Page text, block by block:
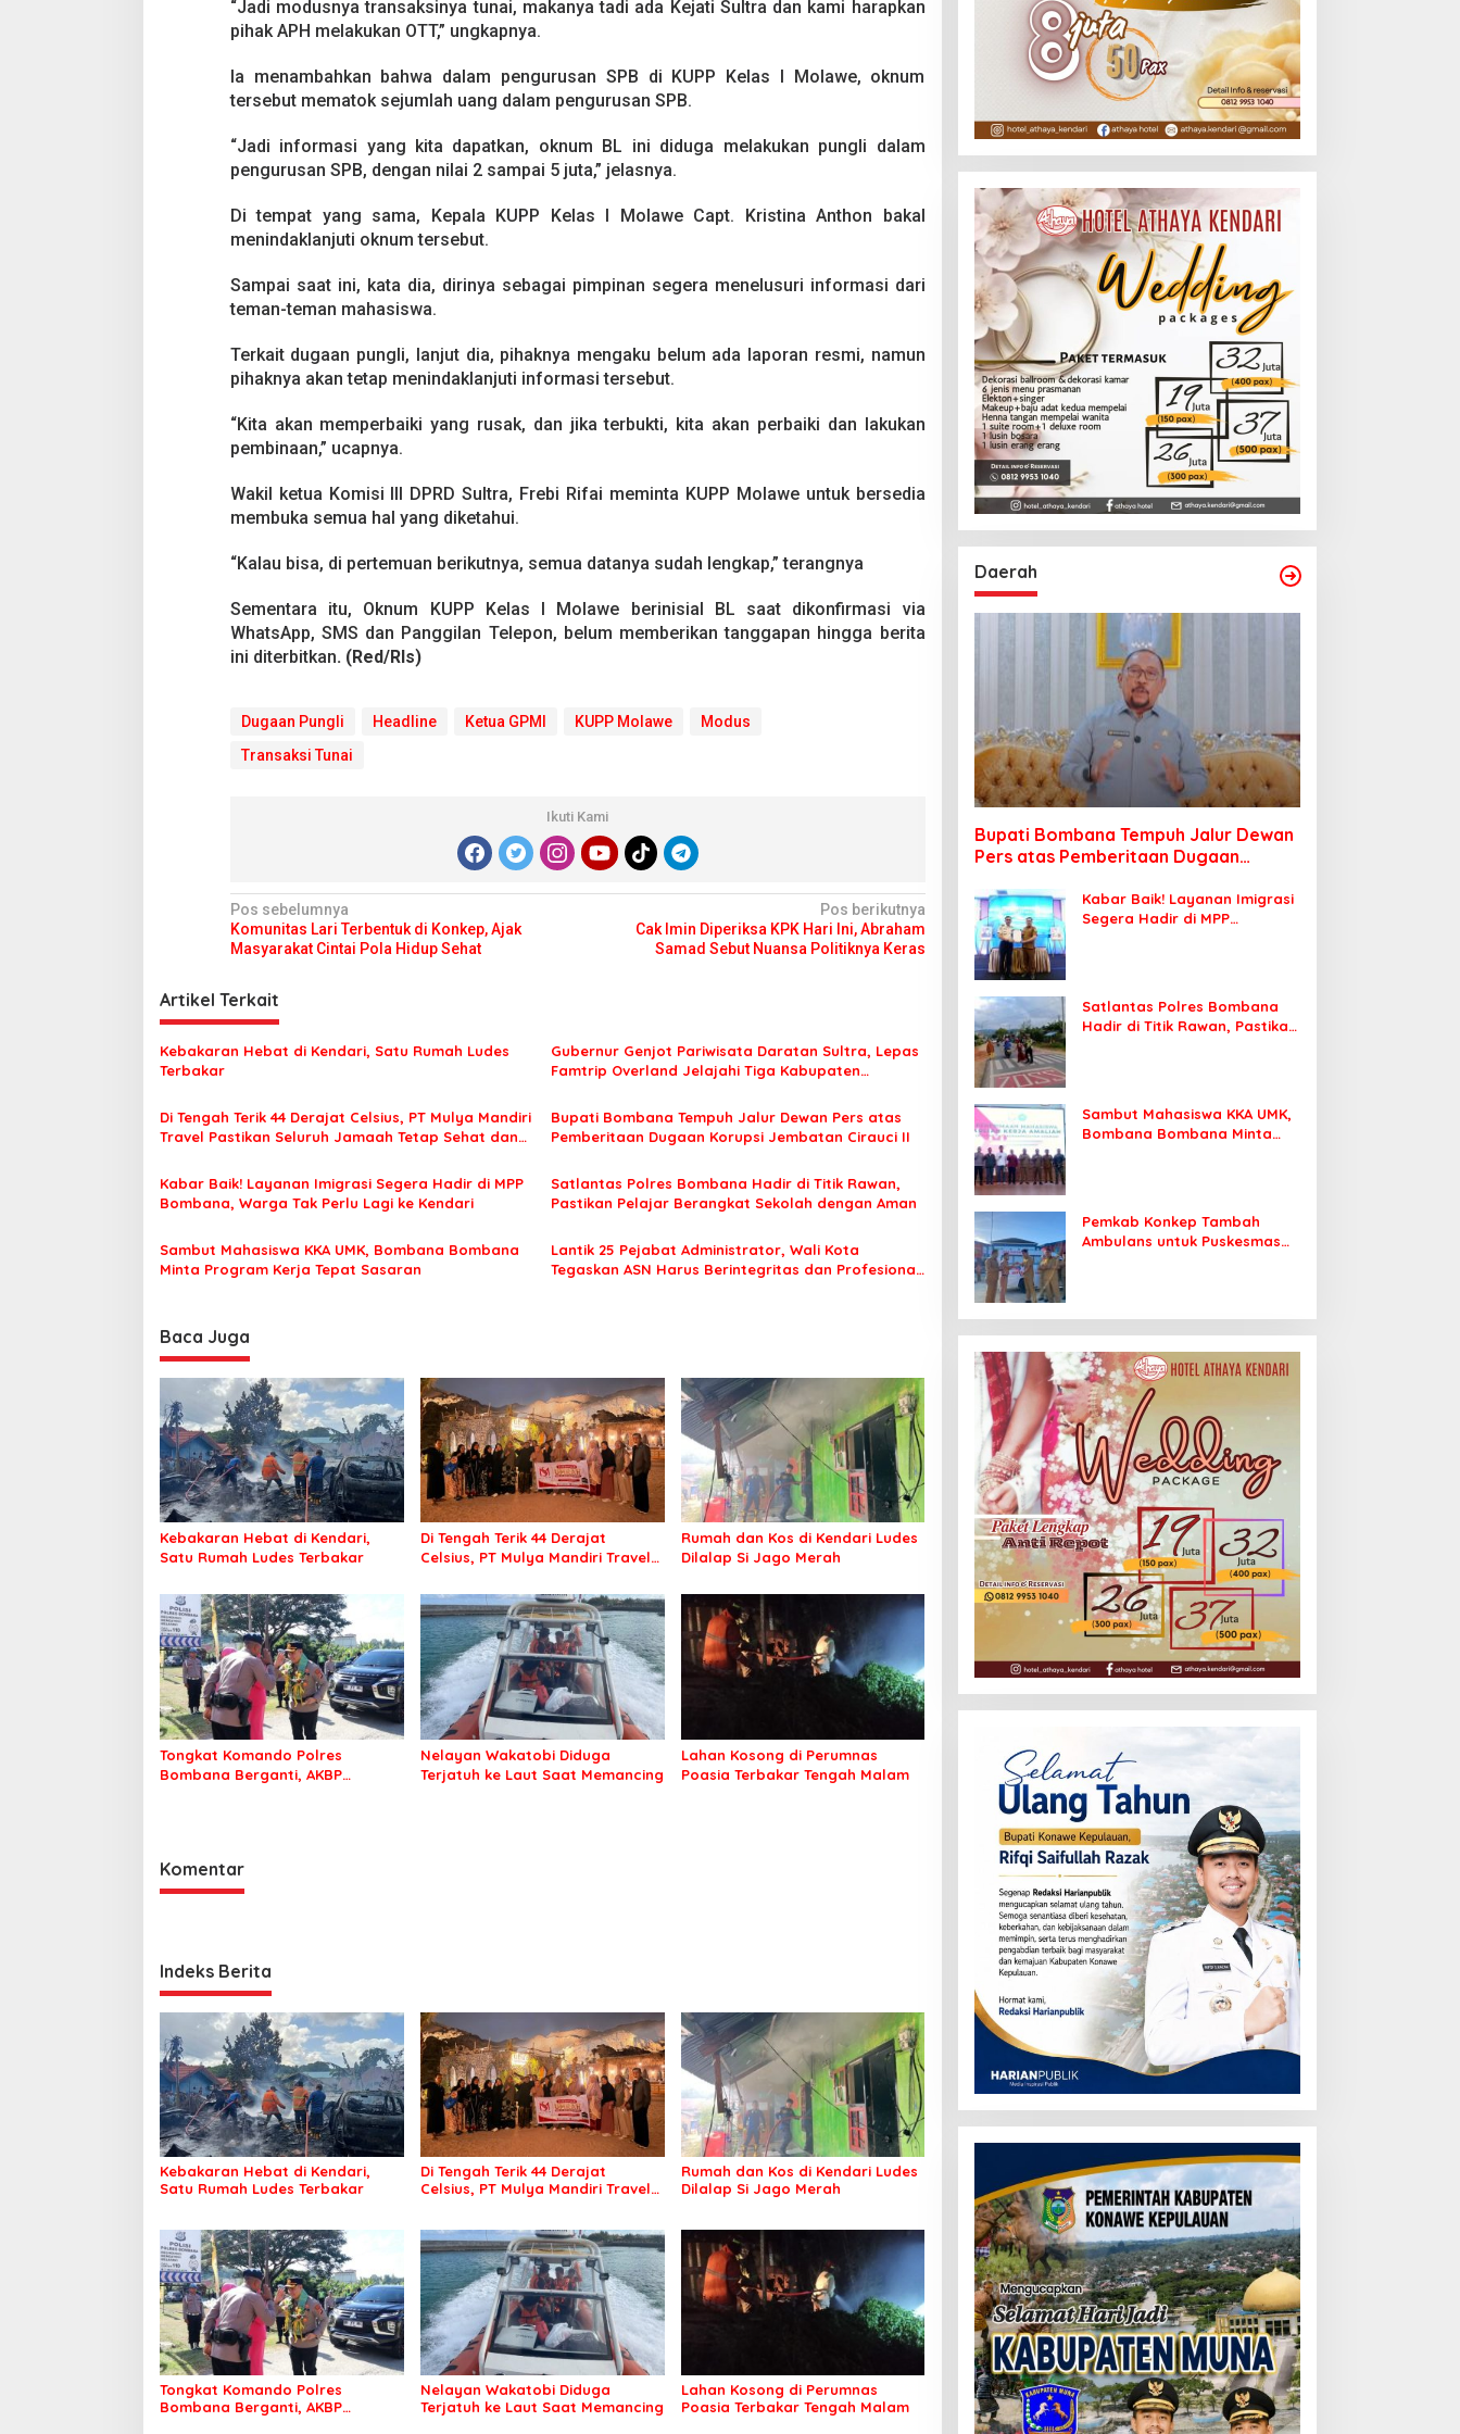
“Jadi modusnya transaksinya tunai, makanya tadi ada Kejati Sultra dan kami harapkan
pihak APH melakukan OTT,” ungkapnya.
Ia menambahkan bahwa dalam pengurusan SPB di KUPP Kelas I Molawe, oknum
tersebut mematok sejumlah uang dalam pengurusan SPB.
“Jadi informasi yang kita dapatkan, oknum BL ini diduga melakukan pungli dalam
pengurusan SPB, dengan nilai 2 sampai 5 juta,” jelasnya.
Di tempat yang sama, Kepala KUPP Kelas I Molawe Capt. Kristina Anthon bakal
menindaklanjuti oknum tersebut.
Sampai saat ini, kata dia, dirinya sebagai pimpinan segera menelusuri informasi dari
teman-teman mahasiswa.
Terkait dugaan pungli, lanjut dia, pihaknya mengaku belum ada laporan resmi, namun
pihaknya akan tetap menindaklanjuti informasi tersebut.
“Kita akan memperbaiki yang rusak, dan jika terbukti, kita akan perbaiki dan lakukan
pembinaan,” ucapnya.
Wakil ketua Komisi III DPRD Sultra, Frebi Rifai meminta KUPP Molawe untuk bersedia
membuka semua hal yang diketahui.
“Kalau bisa, di pertemuan berikutnya, semua datanya sudah lengkap,” terangnya
Sementara itu, Oknum KUPP Kelas I Molawe berinisial BL saat dikonfirmasi via
WhatsApp, SMS dan Panggilan Telepon, belum memberikan tanggapan hingga berita
ini diterbitkan. (Red/Rls)
Dugaan Pungli Headline Ketua GPMI KUPP Molawe
Modus
Transaksi Tunai
Ikuti Kami
N
a
i
g
a
i
o
s
Pos sebelumnya
Komunitas Lari Terbentuk di Konkep, Ajak
Masyarakat Cintai Pola Hidup Sehat
Pos berikutnya
Cak Imin Diperiksa KPK Hari Ini, Abraham
Samad Sebut Nuansa Politiknya Keras
Artikel Terkait
Kebakaran Hebat di Kendari, Satu Rumah Ludes
Terbakar
Gubernur Genjot Pariwisata Daratan Sultra, Lepas
Famtrip Overland Jelajahi Tiga Kabupaten
Di Tengah Terik 44 Derajat Celsius, PT Mulya Mandiri
Travel Pastikan Seluruh Jamaah Tetap Sehat dan
Bupati Bombana Tempuh Jalur Dewan Pers atas
Pemberitaan Dugaan Korupsi Jembatan Cirauci II
Kabar Baik! Layanan Imigrasi Segera Hadir di MPP
Bombana, Warga Tak Perlu Lagi ke Kendari
Satlantas Polres Bombana Hadir di Titik Rawan,
Pastikan Pelajar Berangkat Sekolah dengan Aman
Sambut Mahasiswa KKA UMK, Bombana Bombana
Minta Program Kerja Tepat Sasaran
Lantik 25 Pejabat Administrator, Wali Kota
Tegaskan ASN Harus Berintegritas dan Profesional
Baca Juga
Kebakaran Hebat di Kendari,
Satu Rumah Ludes Terbakar
Di Tengah Terik 44 Derajat
Celsius, PT Mulya Mandiri Travel
Sehat dan Nyaman Beribadah
Rumah dan Kos di Kendari Ludes
Dilalap Si Jago Merah
Tongkat Komando Polres
Bombana Berganti, AKBP
Nelayan Wakatobi Diduga
Terjatuh ke Laut Saat Memancing
Lahan Kosong di Perumnas
Poasia Terbakar Tengah Malam
Komentar
Indeks Berita
Kebakaran Hebat di Kendari,
Satu Rumah Ludes Terbakar
Di Tengah Terik 44 Derajat
Celsius, PT Mulya Mandiri Travel
Rumah dan Kos di Kendari Ludes
Dilalap Si Jago Merah
Tongkat Komando Polres
Bombana Berganti, AKBP
Nelayan Wakatobi Diduga
Terjatuh ke Laut Saat Memancing
Lahan Kosong di Perumnas
Poasia Terbakar Tengah Malam
Daerah
Bupati Bombana Tempuh Jalur Dewan
Pers atas Pemberitaan Dugaan
Kabar Baik! Layanan Imigrasi
Segera Hadir di MPP
Satlantas Polres Bombana
Hadir di Titik Rawan, Pastikan
Sambut Mahasiswa KKA UMK,
Bombana Bombana Minta
Pemkab Konkep Tambah
Ambulans untuk Puskesmas